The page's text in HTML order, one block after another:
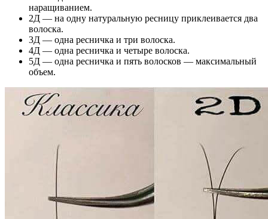
наращиванием.
2Д — на одну натуральную ресницу приклеивается два
волоска.
3Д — одна ресничка и три волоска.
4Д — одна ресничка и четыре волоска.
5Д — одна ресничка и пять волосков — максимальный
объем.